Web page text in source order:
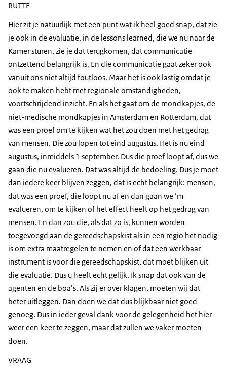
RUTTE
Hier zit je natuurlijk met een punt wat ik heel goed snap, dat zie
je ook in de evaluatie, in de lessons learned, die we nu naar de
Kamer sturen, zie je dat terugkomen, dat communicatie
ontzettend belangrijk is. En die communicatie gaat zeker ook
vanuit ons niet altijd foutloos. Maar het is ook lastig omdat je
ook te maken hebt met regionale omstandigheden,
voortschrijdend inzicht. En als het gaat om de mondkapjes, de
niet-medische mondkapjes in Amsterdam en Rotterdam, dat
was een proef om te kijken wat het zou doen met het gedrag
van mensen. Die zou lopen tot eind augustus. Het is nu eind
augustus, inmiddels 1 september. Dus die proef loopt af, dus we
gaan die nu evalueren. Dat was altijd de bedoeling. Dus je moet
dan iedere keer blijven zeggen, dat is echt belangrijk: mensen,
dat was een proef, die loopt nu af en dan gaan we ‘m
evalueren, om te kijken of het effect heeft op het gedrag van
mensen. En dan zou die, als dat zo is, kunnen worden
toegevoegd aan de gereedschapskist als in een regio het nodig
is om extra maatregelen te nemen en of dat een werkbaar
instrument is voor die gereedschapskist, dat moet blijken uit
die evaluatie. Dus u heeft echt gelijk. Ik snap dat ook van de
agenten en de boa’s. Als zij er over klagen, moeten wij dat
beter uitleggen. Dan doen we dat dus blijkbaar niet goed
genoeg. Dus in ieder geval dank voor de gelegenheid het hier
weer een keer te zeggen, maar dat zullen we vaker moeten
doen.
VRAAG